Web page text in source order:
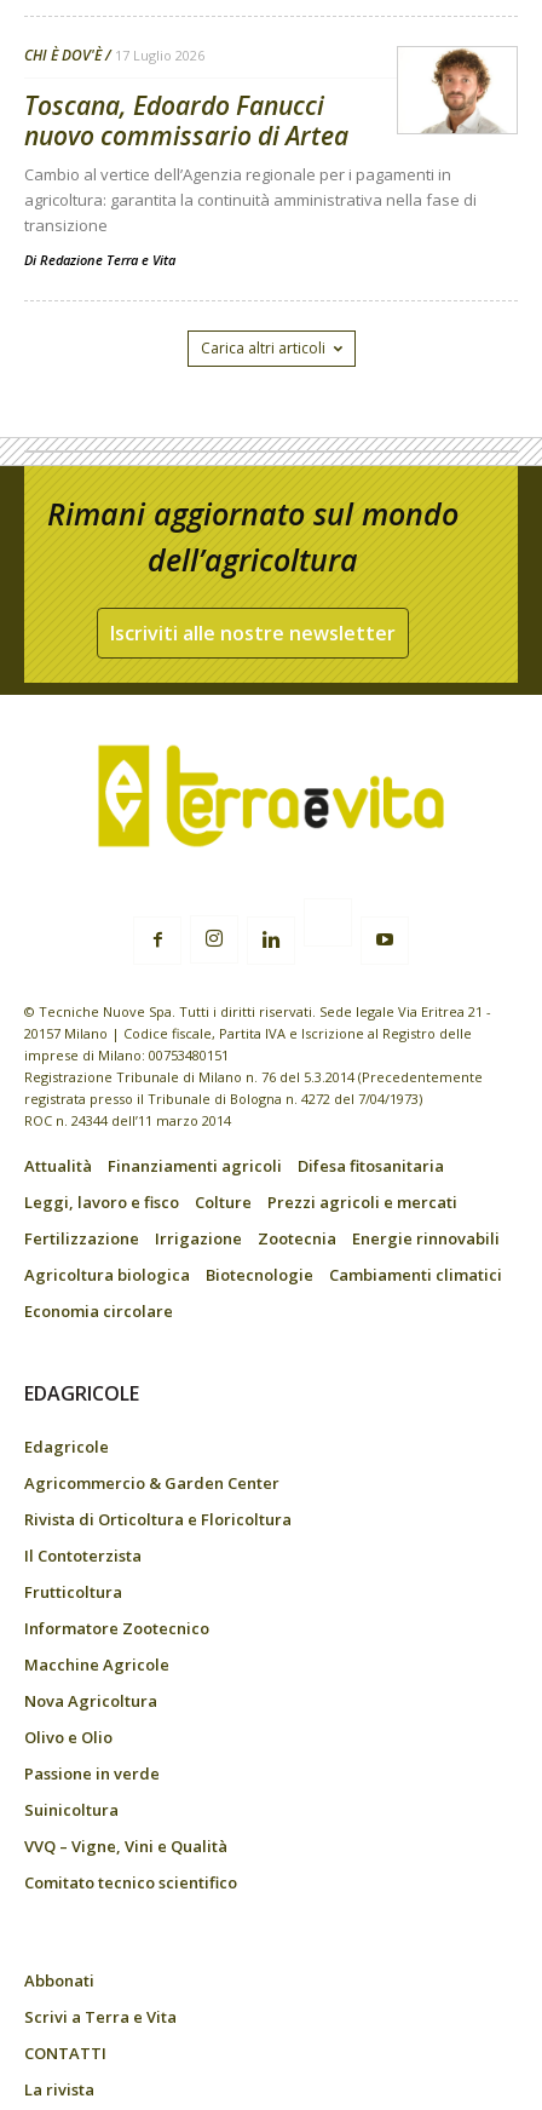
CHI È DOV'È 17 Luglio 2026
Toscana, Edoardo Fanucci
nuovo commissario di Artea
Cambio al vertice dell’Agenzia regionale per i pagamenti in
agricoltura: garantita la continuità amministrativa nella fase di
transizione
Di Redazione Terra e Vita
Carica altri articoli
Rimani aggiornato sul mondo
dell’agricoltura
Iscriviti alle nostre newsletter
© Tecniche Nuove Spa. Tutti i diritti riservati. Sede legale Via Eritrea 21 -
20157 Milano | Codice fiscale, Partita IVA e Iscrizione al Registro delle
imprese di Milano: 00753480151
Registrazione Tribunale di Milano n. 76 del 5.3.2014 (Precedentemente
registrata presso il Tribunale di Bologna n. 4272 del 7/04/1973)
ROC n. 24344 dell’11 marzo 2014
Attualità Finanziamenti agricoli
Difesa fitosanitaria
Leggi, lavoro e fisco
Colture
Prezzi agricoli e mercati
Fertilizzazione
Irrigazione Zootecnia
Energie rinnovabili
Agricoltura biologica
Biotecnologie
Cambiamenti climatici
Economia circolare
EDAGRICOLE
Edagricole
Agricommercio & Garden Center
Rivista di Orticoltura e Floricoltura
Il Contoterzista
Frutticoltura
Informatore Zootecnico
Macchine Agricole
Nova Agricoltura
Olivo e Olio
Passione in verde
Suinicoltura
VVQ – Vigne, Vini e Qualità
Comitato tecnico scientifico
Abbonati
Scrivi a Terra e Vita
CONTATTI
La rivista